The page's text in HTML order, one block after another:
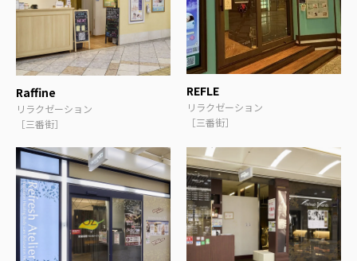
Raffine
リラクゼーション
［三番街］
REFLE
リラクゼーション
［三番街］